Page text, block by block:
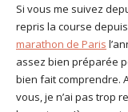
Si vous me suivez
repris la course
marathon de Paris
assez bien préparée
bien fait comprendre.
vous, je n’ai pas trop